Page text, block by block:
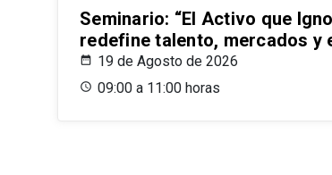
Seminario: “El Activo que
redefine talento, mercados y
19 de Agosto de 2026
09:00 a 11:00 horas